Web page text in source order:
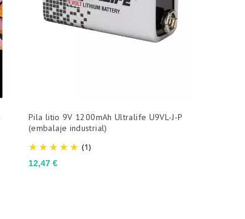
(1)
Precio
12,47 €
Pila litio 9V 1200mAh Ultralife U9VL-J-P
(embalaje industrial)